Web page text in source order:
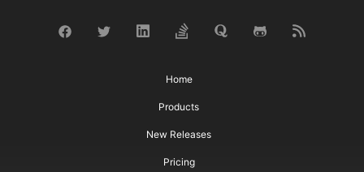
Home
Products
New Releases
Pricing